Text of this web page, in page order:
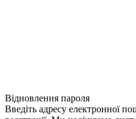
Відновлення пароля
Введіть адресу електронної